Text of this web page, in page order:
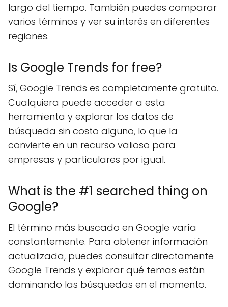
largo del tiempo. También puedes comparar
varios términos y ver su interés en diferentes
regiones.
Is Google Trends for free?
Sí, Google Trends es completamente gratuito.
Cualquiera puede acceder a esta
herramienta y explorar los datos de
búsqueda sin costo alguno, lo que la
convierte en un recurso valioso para
empresas y particulares por igual.
What is the #1 searched thing on
Google?
El término más buscado en Google varía
constantemente. Para obtener información
actualizada, puedes consultar directamente
Google Trends y explorar qué temas están
dominando las búsquedas en el momento.